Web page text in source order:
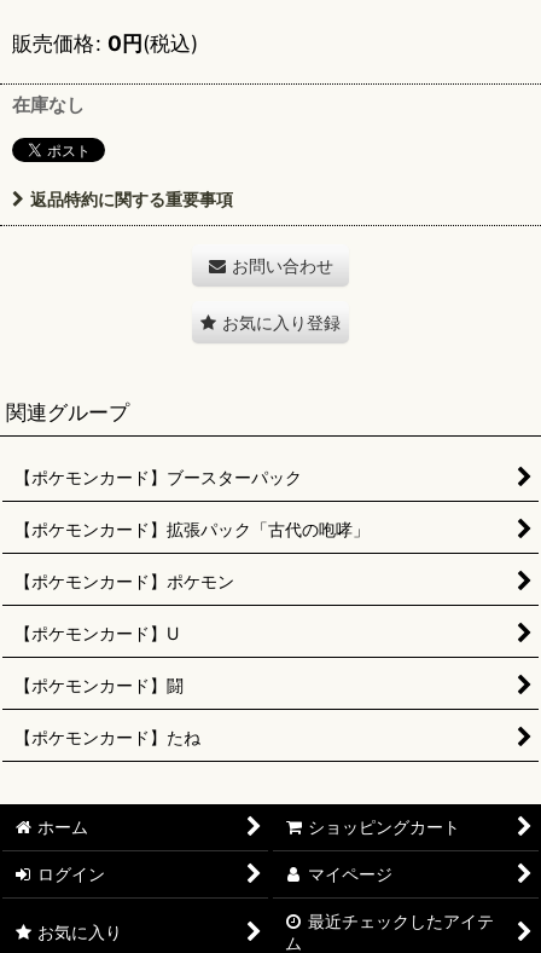
販売価格: 0円(税込)
在庫なし
返品特約に関する重要事項
お問い合わせ
お気に入り登録
関連グループ
【ポケモンカード】ブースターパック
【ポケモンカード】拡張パック「古代の咆哮」
【ポケモンカード】ポケモン
【ポケモンカード】U
【ポケモンカード】闘
【ポケモンカード】たね
ホーム ショッピングカート
ログイン マイページ
お気に入り
最近チェックしたアイテ
ム